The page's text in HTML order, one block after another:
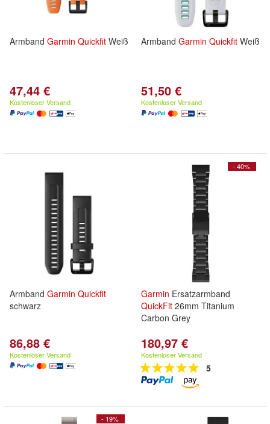
Armband Garmin Quickfit Weiß
47,44 €
Kostenloser Versand
Armband Garmin Quickfit Weiß
51,50 €
Kostenloser Versand
Armband Garmin Quickfit
schwarz
86,88 €
Kostenloser Versand
- 40%
Garmin Ersatzarmband
QuickFit 26mm Titanium
Carbon Grey
180,97 €
Kostenloser Versand
5
- 19%